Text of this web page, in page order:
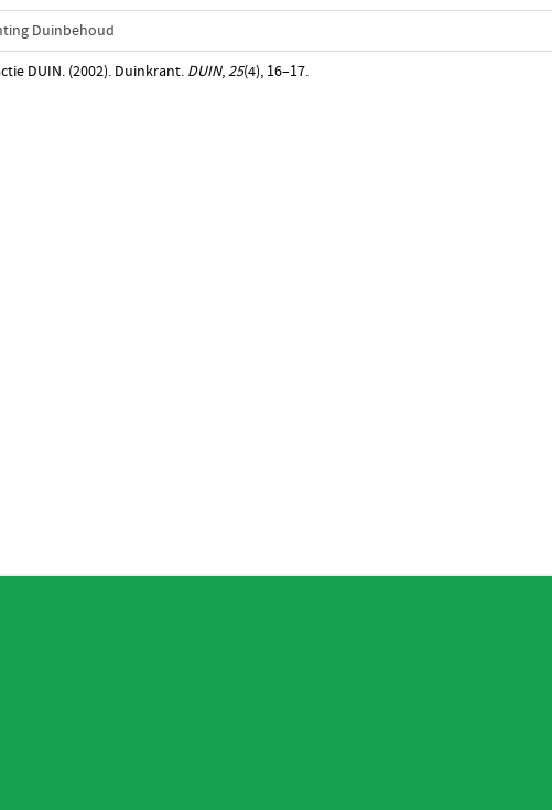
Duinbehoud
DUIN. (2002). Duinkrant. DUIN,25(4), 16–17.